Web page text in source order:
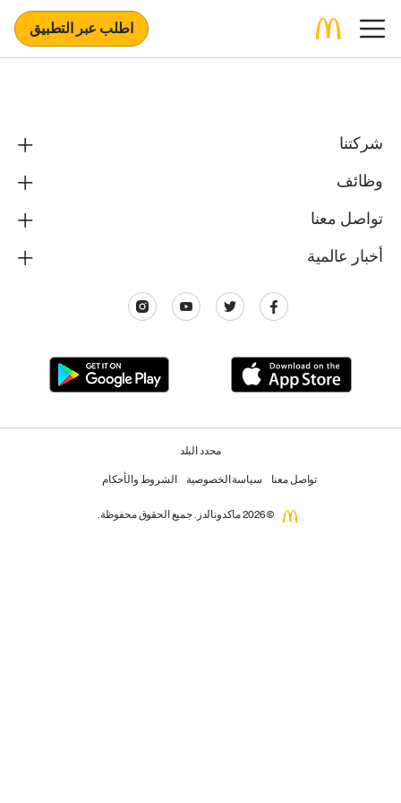
اطلب عبر التطبيق
شركتنا
وظائف
تواصل معنا
أخبار عالمية
محدد البلد
تواصل معنا سياسة الخصوصية الشروط والأحكام
© 2026 ماكدونالدز. جميع الحقوق محفوظة.